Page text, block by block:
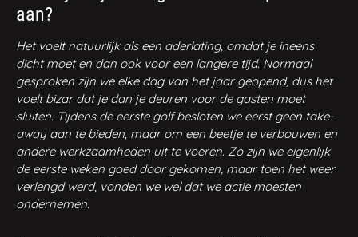
aan?
Het voelt natuurlijk als een aderlating, omdat je ineens
dicht moet en dan ook voor een langere tijd. Normaal
gesproken zijn we elke dag van het jaar geopend, dus het
voelt bizar dat je dan je deuren voor de gasten moet
sluiten. Tijdens de eerste golf besloten we eerst geen take-
away aan te bieden, maar om een beetje te verbouwen en
andere werkzaamheden uit te voeren. Zo zijn we eigenlijk
de eerste weken goed door gekomen, maar toen het weer
verlengd werd, vonden we wel dat we actie moesten
ondernemen.